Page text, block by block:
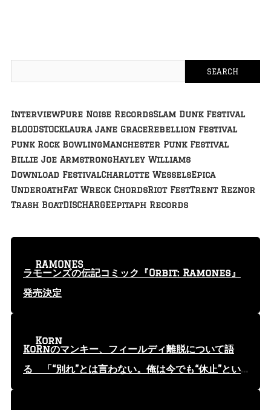
InterviewPure Noise RecordsSlam Dunk Festival
BLOODSTOCKLaura Jane GraceRebellion Festival
Punk Rock BowlingManchester Punk Festival
Billie Joe ArmstrongHayley Williams
Download FestivalCharlotte WesselsEpica
UnderoathFat Wreck ChordsRiot FestTrent Reznor
Trash BoatDISCHARGEEpitaph Records
ラモーンズの伝記コミック『Orbit: Ramones』
発売決定
RAMONES
KoRnのマンキー、フィールディ離脱について語
る 「“別れ”とは言わない。俺は今でも“休止”とい
Korn